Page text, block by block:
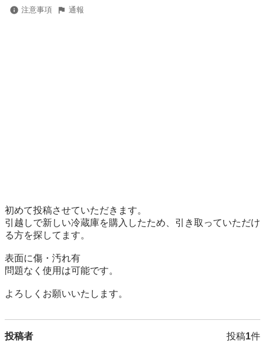
注意事項 通報
初めて投稿させていただきます。
引越しで新しい冷蔵庫を購入したため、引き取っていただけ
る方を探してます。
表面に傷・汚れ有
問題なく使用は可能です。
よろしくお願いいたします。
投稿者 投稿1件